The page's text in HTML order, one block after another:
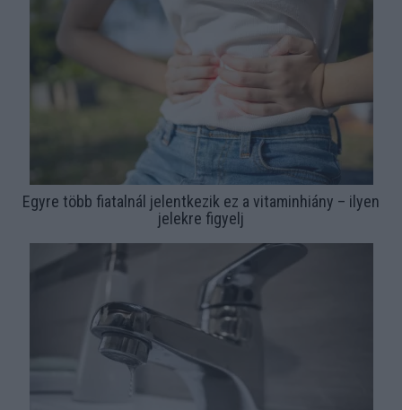
Egyre több fiatalnál jelentkezik ez a vitaminhiány – ilyen
jelekre figyelj